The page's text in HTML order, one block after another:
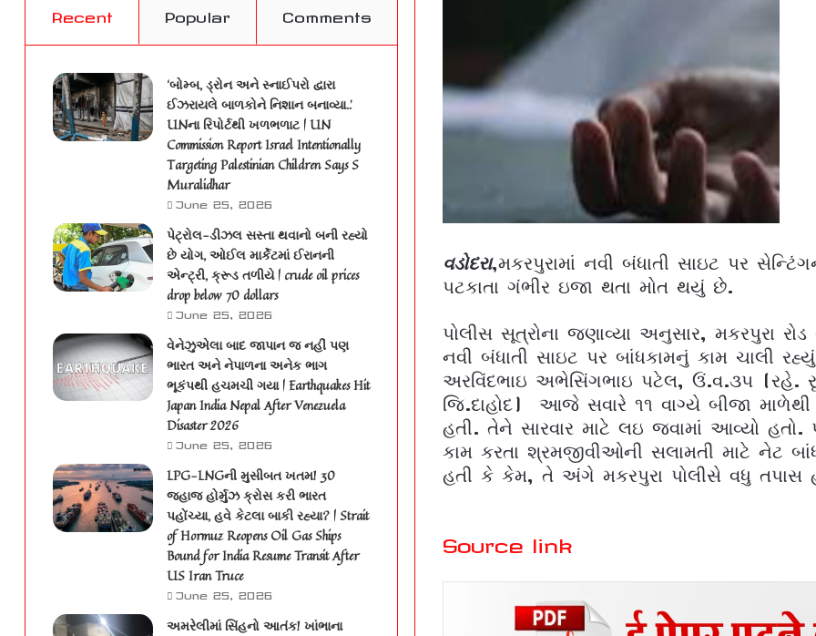
વડોદરા,મકરપુરામાં નવી બંધાતી સાઇટ પર
પટકાતા ગંભીર ઇજા થતા મોત થયું છે.
પોલીસ સૂત્રોના જણાવ્યા અનુસાર, મકરપુરા
નવી બંધાતી સાઇટ પર બાંધકામનું કામ ચાલી
અરવિંદભાઇ અભેસિંગભાઇ પટેલ, ઉં.વ.૩૫ (રહે.
જિ.દાહોદ) આજે સવારે ૧૧ વાગ્યે બીજા માળેથી
હતી. તેને સારવાર માટે લઇ જવામાં આવ્યો
કામ કરતા શ્રમજીવીઓની સલામતી માટે નેટ
હતી કે કેમ, તે અંગે મકરપુરા પોલીસે વધુ તપાસ
Source link
Recent Popular Comments
‘બોમ્બ, ડ્રોન અને સ્નાઈપરો દ્વારા
ઈઝરાયલે બાળકોને નિશાન બનાવ્યા..’
UNના રિપોર્ટથી ખળભળાટ | UN
Commission Report Israel Intentionally
Targeting Palestinian Children Says S
Muralidhar
June 25, 2026
પેટ્રોલ-ડીઝલ સસ્તા થવાનો બની રહ્યો
છે યોગ, ઓઈલ માર્કેટમાં ઈરાનની
એન્ટ્રી, ક્રૂડ તળીયે | crude oil prices
drop below 70 dollars
June 25, 2026
વેનેઝુએલા બાદ જાપાન જ નહીં પણ
ભારત અને નેપાળના અનેક ભાગ
ભૂકંપથી હચમચી ગયા | Earthquakes Hit
Japan India Nepal After Venezuela
Disaster 2026
June 25, 2026
LPG-LNGની મુસીબત ખતમ! 30
જહાજ હોર્મુઝ ક્રોસ કરી ભારત
પહોંચ્યા, હવે કેટલા બાકી રહ્યા? | Strait
of Hormuz Reopens Oil Gas Ships
Bound for India Resume Transit After
US Iran Truce
June 25, 2026
અમરેલીમાં સિંહનો આતંક! ખાંભાના